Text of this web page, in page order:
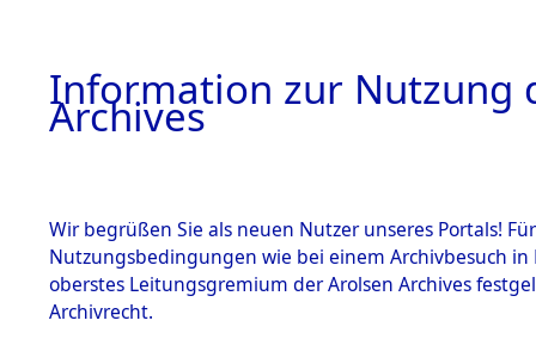
Information zur Nutzung
Archives
Wir begrüßen Sie als neuen Nutzer unseres Portals!
Nutzungsbedingungen wie bei einem Archivbesuch
oberstes Leitungsgremium der Arolsen Archives
Archivrecht.